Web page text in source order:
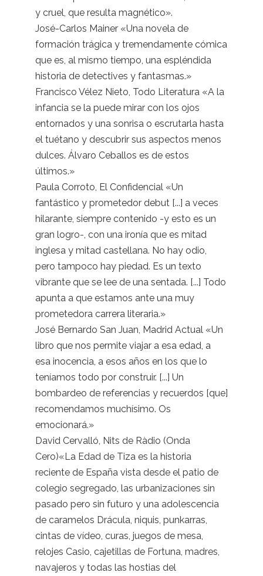
y cruel, que resulta magnético».
José-Carlos Mainer «Una novela de
formación trágica y tremendamente cómica
que es, al mismo tiempo, una espléndida
historia de detectives y fantasmas.»
Francisco Vélez Nieto, Todo Literatura «A la
infancia se la puede mirar con los ojos
entornados y una sonrisa o escrutarla hasta
el tuétano y descubrir sus aspectos menos
dulces. Álvaro Ceballos es de estos
últimos.»
Paula Corroto, El Confidencial «Un
fantástico y prometedor debut [...] a veces
hilarante, siempre contenido -y esto es un
gran logro-, con una ironía que es mitad
inglesa y mitad castellana. No hay odio,
pero tampoco hay piedad. Es un texto
vibrante que se lee de una sentada. [...] Todo
apunta a que estamos ante una muy
prometedora carrera literaria.»
José Bernardo San Juan, Madrid Actual «Un
libro que nos permite viajar a esa edad, a
esa inocencia, a esos años en los que lo
teníamos todo por construir. [...] Un
bombardeo de referencias y recuerdos [que]
recomendamos muchísimo. Os
emocionará.»
David Cervalló, Nits de Ràdio (Onda
Cero)«La Edad de Tiza es la historia
reciente de España vista desde el patio de
colegio segregado, las urbanizaciones sin
pasado pero sin futuro y una adolescencia
de caramelos Drácula, niquis, punkarras,
cintas de vídeo, curas, juegos de mesa,
relojes Casio, cajetillas de Fortuna, madres,
navajeros y todas las hostias del